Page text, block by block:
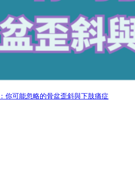
你可能忽略的骨盆歪斜與下肢痛症